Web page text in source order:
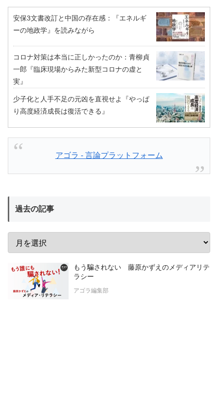
安保3文書改訂と中国の存在感：『エネルギ
ーの地政学』を読みながら
コロナ対策は本当に正しかったのか：青柳貞
一郎『臨床現場からみた新型コロナの虚と
実』
少子化と人手不足の元凶を直視せよ『やっぱ
り高度経済成長は復活できる』
アゴラ - 言論プラットフォーム
過去の記事
もう騙されない 藤原かずえのメディアリテ
ラシー
アゴラ編集部